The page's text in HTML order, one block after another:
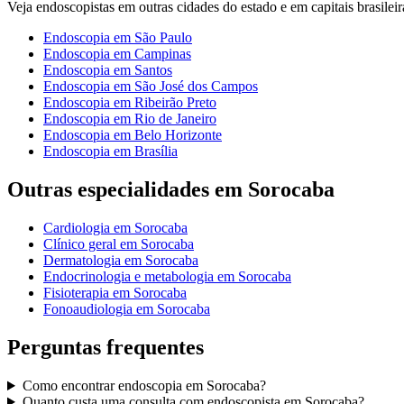
Veja endoscopistas em outras cidades do estado e em capitais
Endoscopia em São Paulo
Endoscopia em Campinas
Endoscopia em Santos
Endoscopia em São José dos Campos
Endoscopia em Ribeirão Preto
Endoscopia em Rio de Janeiro
Endoscopia em Belo Horizonte
Endoscopia em Brasília
Outras especialidades em Sorocaba
Cardiologia em Sorocaba
Clínico geral em Sorocaba
Dermatologia em Sorocaba
Endocrinologia e metabologia em Sorocaba
Fisioterapia em Sorocaba
Fonoaudiologia em Sorocaba
Perguntas frequentes
Como encontrarendoscopia em Sorocaba?